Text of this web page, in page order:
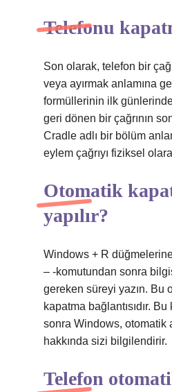
Telefonu
Son olarak, telefon bir
veya ayırmak anlamına
formüllerinin ilk
geri dönen bir çağrının
Cradle adlı bir bölüm
eylem çağrıyı fiziksel
Otomatik
yapılır?
Windows + R
– -komutundan sonra
gereken süreyi yazın. Bu
kapatma bağlantısıdır.
sonra Windows, otomatik
hakkında sizi bilgilendirir.
Telefon